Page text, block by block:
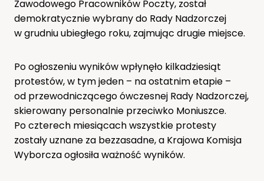
Zawodowego Pracowników Poczty, został
demokratycznie wybrany do Rady Nadzorczej
w grudniu ubiegłego roku, zajmując drugie miejsce.
Po ogłoszeniu wyników wpłynęło kilkadziesiąt
protestów, w tym jeden – na ostatnim etapie –
od przewodniczącego ówczesnej Rady Nadzorczej,
skierowany personalnie przeciwko Moniuszce.
Po czterech miesiącach wszystkie protesty
zostały uznane za bezzasadne, a Krajowa Komisja
Wyborcza ogłosiła ważność wyników.